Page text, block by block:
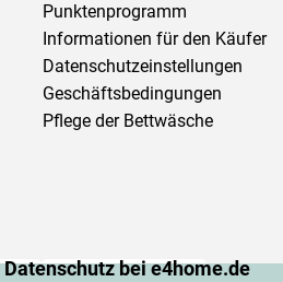
bei e4home.de
Punktenprogramm
Informationen für den Käufer
Datenschutzeinstellungen
Geschäftsbedingungen
Pflege der Bettwäsche